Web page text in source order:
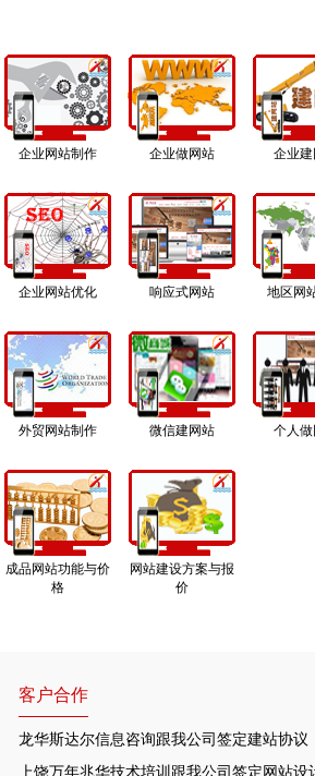
企业网站制作 企业做网站 企业
企业网站优化 响应式网站 地区网
外贸网站制作 微信建网站 个人
成品网站功能与价
格
网站建设方案与报
价
客户合作
龙华斯达尔信息咨询跟我公司签定建站协议
上饶万年兆华技术培训跟我公司签定网站设